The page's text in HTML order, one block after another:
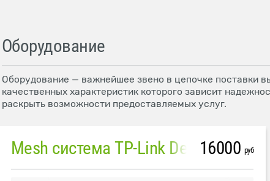
Оборудование
Оборудование — важнейшее звено в цепочке поставки
качественных характеристик которого зависит
раскрыть возможности предоставляемых услуг.
Mesh система TP-Link Deco M4 (3 устройства)
16000 руб